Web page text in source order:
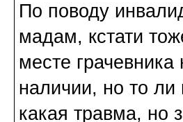
По поводу
мадам, кстати
месте
наличии, но то ли
какая травма, но